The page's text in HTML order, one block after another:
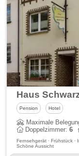
Pension Hotel
Maximale
Doppelzimmer:6
Fernsehgerät · Frühstück ·
Schöne Aussicht